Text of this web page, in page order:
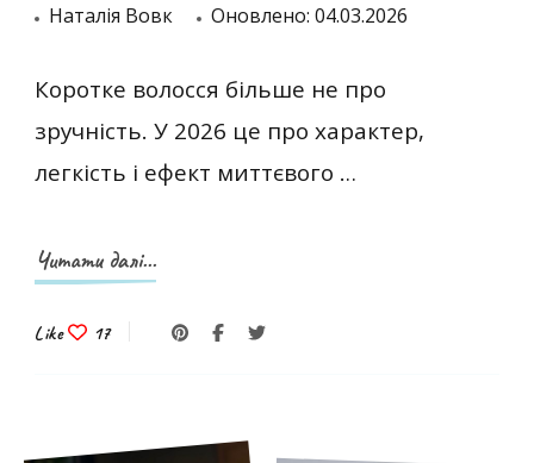
Наталія Вовк Оновлено: 04.03.2026
Коротке волосся більше не про
зручність. У 2026 це про характер,
легкість і ефект миттєвого …
Читати далі...
Like 17